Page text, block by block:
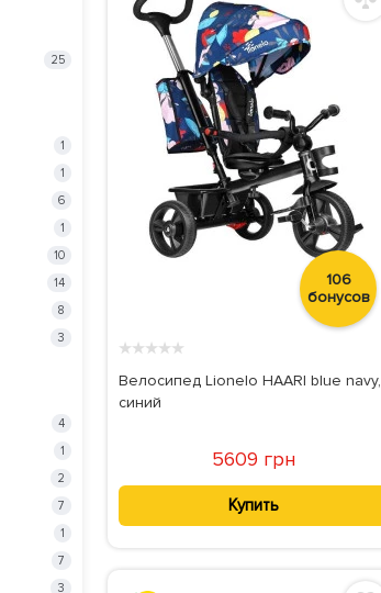
25
1
1
6
1
10
14
8
3
4
1
2
7
1
7
3
106
бонусов
★★★★★
Велосипед Lionelo HAARI blue navy,
синий
5609 грн
Купить